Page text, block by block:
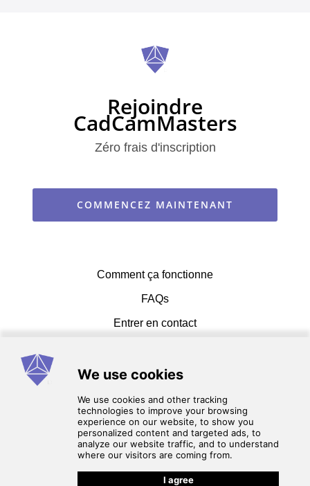
Rejoindre
CadCamMasters
Zéro frais d'inscription
COMMENCEZ MAINTENANT
Comment ça fonctionne
FAQs
Entrer en contact